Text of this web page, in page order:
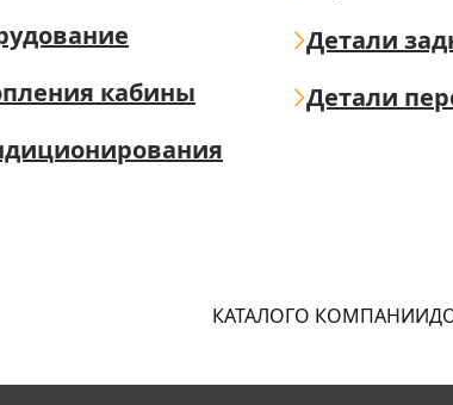
кабины
Детали
Детали
КАТАЛОГО КОМПАНИИ